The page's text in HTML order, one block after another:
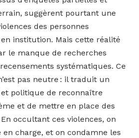
suggèrent pourtant une
des personnes
institution. Mais cette réalité
le manque de recherches
systématiques. Ce
pas neutre : il traduit un
politique de reconnaître
et de mettre en place des
occultant ces violences, on
charge, et on condamne les